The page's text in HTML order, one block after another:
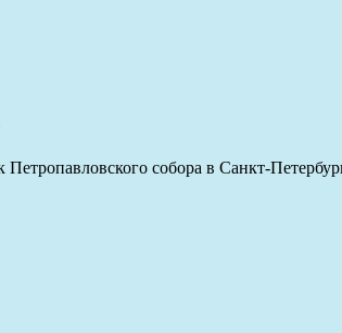
собора в Санкт-